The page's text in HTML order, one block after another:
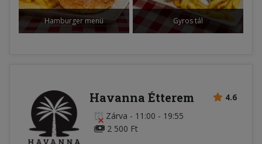
Hamburger menü Gyros tál
4.6
Havanna Étterem
Zárva - 11:00 - 19:55
2 500 Ft